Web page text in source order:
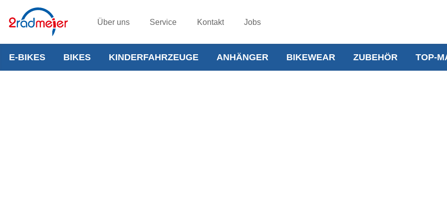
Über uns Service Kontakt Jobs
E-BIKES BIKES KINDERFAHRZEUGE ANHÄNGER BIKEWEAR ZUBEHÖR TOP-